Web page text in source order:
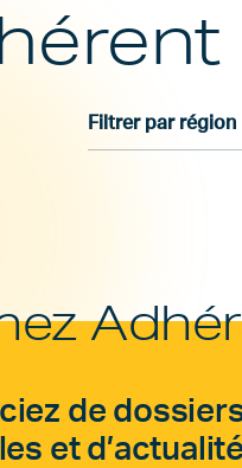
Filtrer par région
de
et